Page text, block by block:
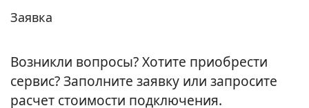
Заявка
Возникли вопросы? Хотите приобрести
сервис? Заполните заявку или запросите
расчет стоимости подключения.